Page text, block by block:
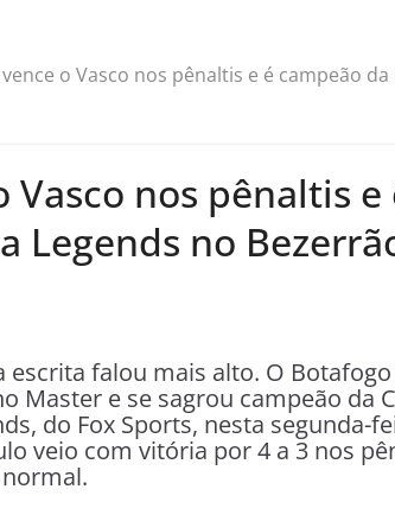
o Vasco nos pênaltis e é campeão
Vasco nos pênaltis e
Legends no
escrita falou mais alto. O
Master e se sagrou campeão da
do Fox Sports, nesta segunda-
veio com vitória por 4 a 3 nos